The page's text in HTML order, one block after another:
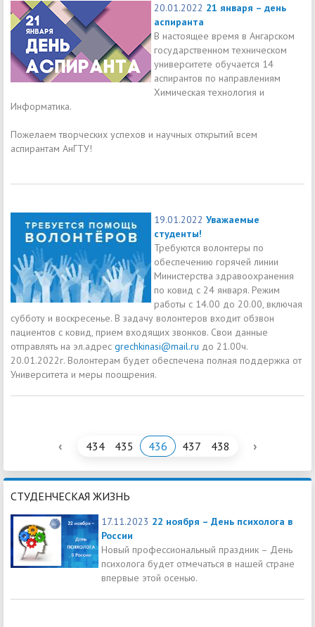
20.01.2022 21 января – день
аспиранта
В настоящее время в Ангарском
государственном техническом
университете обучается 14
аспирантов по направлениям
Химическая технология и
Информатика.
Пожелаем творческих успехов и научных открытий всем
аспирантам АнГТУ!
19.01.2022 Уважаемые
студенты!
Требуются волонтеры по
обеспечению горячей линии
Министерства здравоохранения
по ковид с 24 января. Режим
работы с 14.00 до 20.00, включая
субботу и воскресенье. В задачу волонтеров входит обзвон
пациентов с ковид, прием входящих звонков. Свои данные
отправлять на эл.адрес grechkinasi@mail.ru до 21.00ч.
20.01.2022г. Волонтерам будет обеспечена полная поддержка от
Университета и меры поощрения.
‹ 434 435 436 437 438 ›
СТУДЕНЧЕСКАЯ ЖИЗНЬ
17.11.2023 22 ноября – День психолога в
России
Новый профессиональный праздник – День
психолога будет отмечаться в нашей стране
впервые этой осенью.